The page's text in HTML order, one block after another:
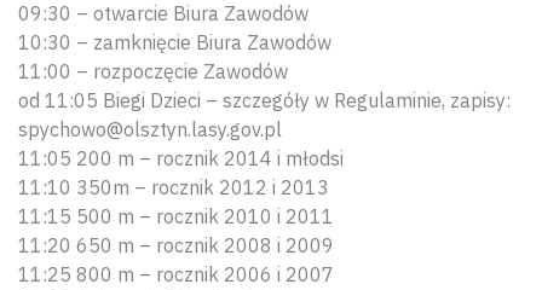
09:30 – otwarcie Biura Zawodów
10:30 – zamknięcie Biura Zawodów
11:00 – rozpoczęcie Zawodów
od 11:05 Biegi Dzieci – szczegóły w Regulaminie, zapisy:
spychowo@olsztyn.lasy.gov.pl
11:05 200 m – rocznik 2014 i młodsi
11:10 350m – rocznik 2012 i 2013
11:15 500 m – rocznik 2010 i 2011
11:20 650 m – rocznik 2008 i 2009
11:25 800 m – rocznik 2006 i 2007